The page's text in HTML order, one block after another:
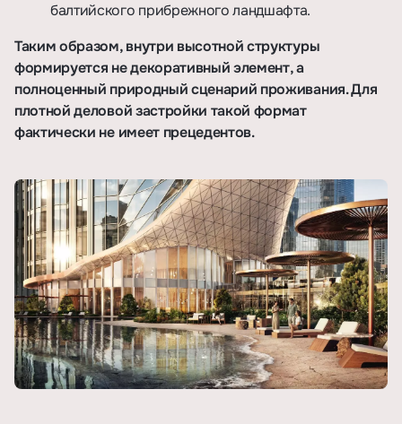
балтийского прибрежного ландшафта.
Таким образом, внутри высотной структуры
формируется не декоративный элемент, а
полноценный природный сценарий проживания. Для
плотной деловой застройки такой формат
фактически не имеет прецедентов.